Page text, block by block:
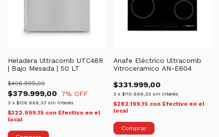
Heladera Ultracomb UTC48R
| Bajo Mesada | 50 LT
$379.999,00
$406.999,00
7% OFF
3 x $126.666,33 sin interés
$322.999,15 con Efectivo en el
local
Anafe Eléctrico Ultracomb
Vitroceramico AN-E604
$331.999,00
3 x $110.666,33 sin interés
$282.199,15 con Efectivo en el
local